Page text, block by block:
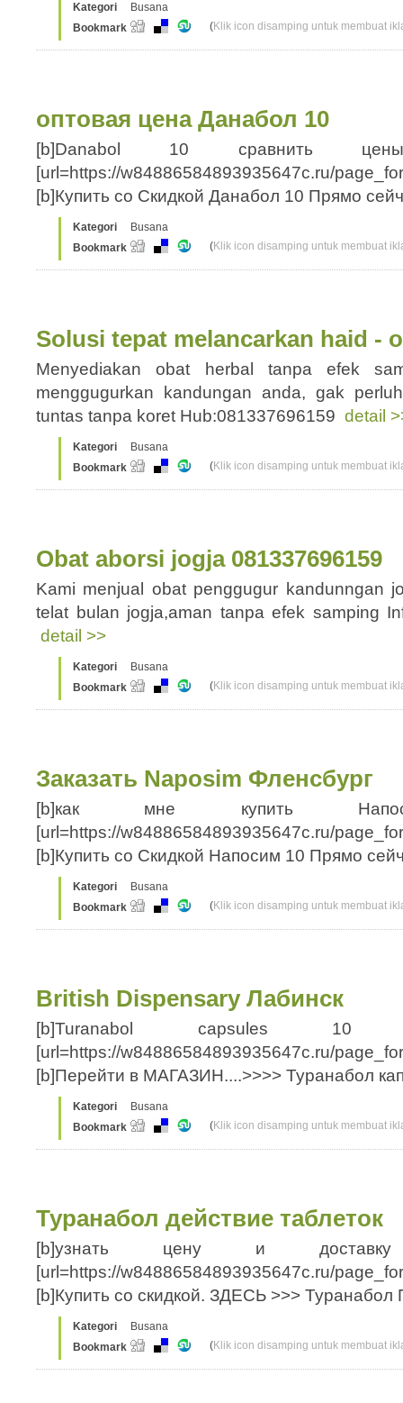
Kategori
Busana
Bookmark
(Klik icon disamping untuk membuat
оптовая цена Данабол 10
[b]Danabol 10 сравнить цены
[url=https://w84886584893935647c.ru/
[b]Купить со Скидкой Данабол 10 Прямо
Kategori
Busana
Bookmark
(Klik icon disamping untuk membuat
Solusi tepat melancarkan haid -
Menyediakan obat herbal tanpa efek
menggugurkan kandungan anda, gak
tuntas tanpa koret Hub:081337696159 detail
Kategori
Busana
Bookmark
(Klik icon disamping untuk membuat
Obat aborsi jogja 081337696159
Kami menjual obat penggugur kandunngan
telat bulan jogja,aman tanpa efek samping
detail >>
Kategori
Busana
Bookmark
(Klik icon disamping untuk membuat
Заказать Naposim Фленсбург
[b]как мне купить
[url=https://w84886584893935647c.ru/
[b]Купить со Скидкой Напосим 10 Прямо
Kategori
Busana
Bookmark
(Klik icon disamping untuk membuat
British Dispensary Лабинск
[b]Turanabol capsules 10
[url=https://w84886584893935647c.ru/
[b]Перейти в МАГАЗИН....>>>> Туранабол
Kategori
Busana
Bookmark
(Klik icon disamping untuk membuat
Туранабол действие таблеток
[b]узнать цену и
[url=https://w84886584893935647c.ru/
[b]Купить со скидкой. ЗДЕСЬ >>>
Kategori
Busana
Bookmark
(Klik icon disamping untuk membuat